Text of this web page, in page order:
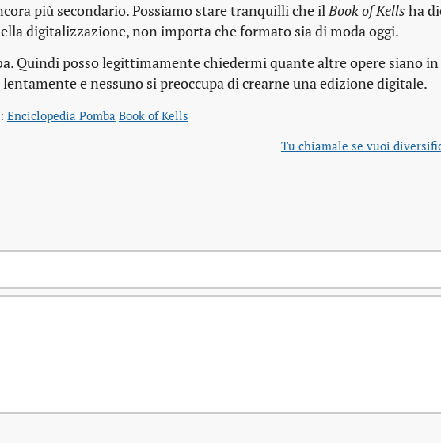
più secondario. Possiamo stare tranquilli che ilBook of Kells ha
digitalizzazione, non importa che formato sia di moda oggi.
Quindi posso legittimamente chiedermi quante altre opere siano
e nessuno si preoccupa di crearne una edizione digitale.
Enciclopedia Pomba Book of Kells
Tu chiamale se vuoi